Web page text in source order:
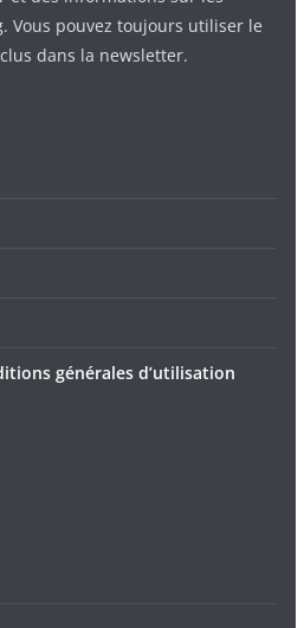
Vous pouvez toujours utiliser le
dans la newsletter.
générales d’utilisation